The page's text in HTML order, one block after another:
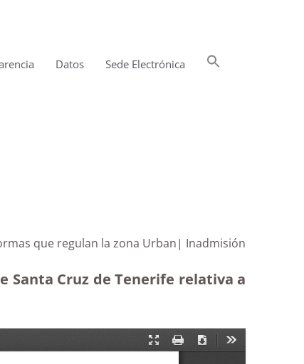
Datos Sede Electrónica
que regulan la zona Urban| Inadmisión
Santa Cruz de Tenerife relativa a